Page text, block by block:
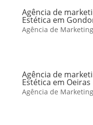
Agência de
Estética em
Agência de
Agência de
Estética em Oeiras
Agência de